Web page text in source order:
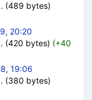
(489 bytes)
20:20
(420 bytes) (+40
19:06
(380 bytes)